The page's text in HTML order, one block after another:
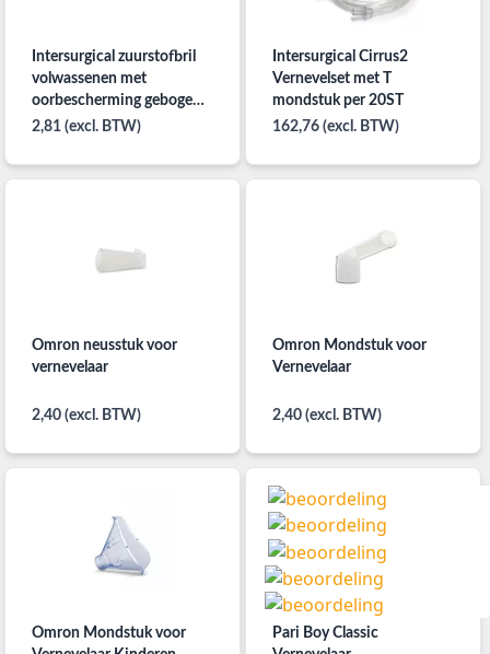
Intersurgical zuurstofbril
volwassenen met
oorbescherming gebogen
prong, zuurstofslang van
2,81 (excl. BTW)
Intersurgical Cirrus2
Vernevelset met T
mondstuk per 20ST
162,76 (excl. BTW)
Omron neusstuk voor
vernevelaar
2,40 (excl. BTW)
Omron Mondstuk voor
Vernevelaar
2,40 (excl. BTW)
Omron Mondstuk voor
Pari Boy Classic